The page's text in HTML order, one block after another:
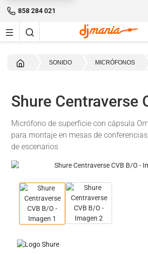
858 284 021
SONIDO MICRÓFONOS
Shure Centraverse
Micrófono de superficie con cápsula
para montaje en mesas de
de escenarios